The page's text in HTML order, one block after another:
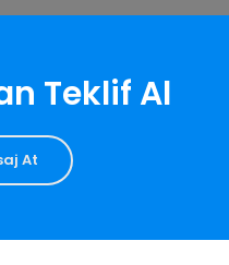
Teklif Al
At